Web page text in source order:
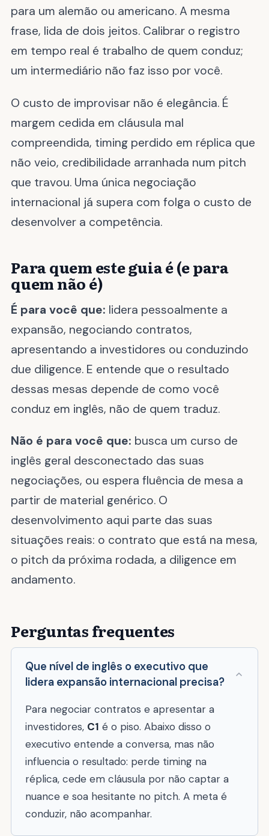
para um alemão ou americano. A mesma
frase, lida de dois jeitos. Calibrar o registro
em tempo real é trabalho de quem conduz;
um intermediário não faz isso por você.
O custo de improvisar não é elegância. É
margem cedida em cláusula mal
compreendida, timing perdido em réplica que
não veio, credibilidade arranhada num pitch
que travou. Uma única negociação
internacional já supera com folga o custo de
desenvolver a competência.
Para quem este guia é (e para
quem não é)
É para você que: lidera pessoalmente a
expansão, negociando contratos,
apresentando a investidores ou conduzindo
due diligence. E entende que o resultado
dessas mesas depende de como você
conduz em inglês, não de quem traduz.
Não é para você que: busca um curso de
inglês geral desconectado das suas
negociações, ou espera fluência de mesa a
partir de material genérico. O
desenvolvimento aqui parte das suas
situações reais: o contrato que está na mesa,
o pitch da próxima rodada, a diligence em
andamento.
Perguntas frequentes
Que nível de inglês o executivo que
lidera expansão internacional precisa?
Para negociar contratos e apresentar a
investidores, C1 é o piso. Abaixo disso o
executivo entende a conversa, mas não
influencia o resultado: perde timing na
réplica, cede em cláusula por não captar a
nuance e soa hesitante no pitch. A meta é
conduzir, não acompanhar.